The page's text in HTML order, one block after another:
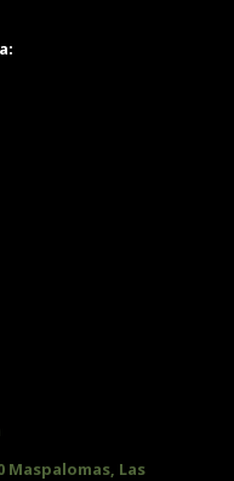
Maspalomas, Las